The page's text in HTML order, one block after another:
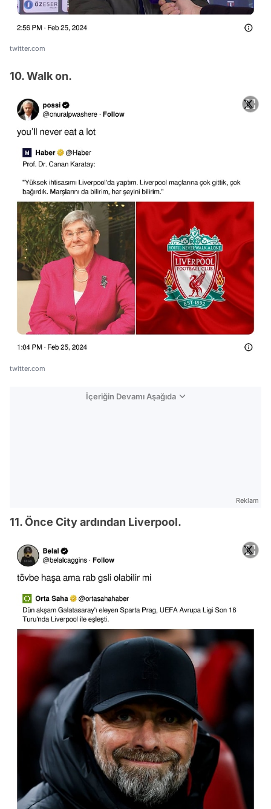
twitter.com
10. Walk on.
twitter.com
İçeriğin Devamı Aşağıda
Reklam
11. Önce City ardından Liverpool.